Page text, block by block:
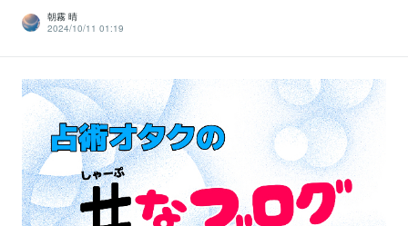
朝霧 晴
2024/10/11 01:19